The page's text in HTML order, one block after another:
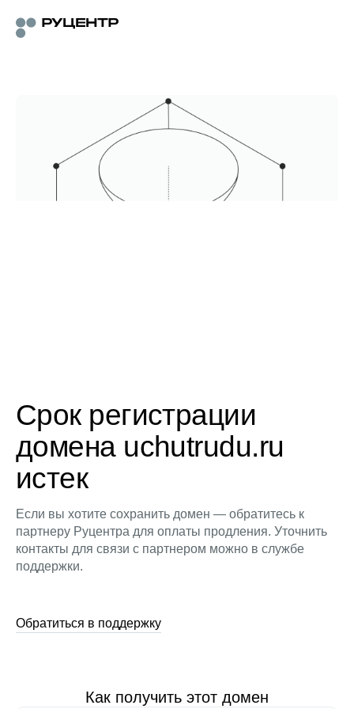
Срок регистрации
домена uchutrudu.ru
истек
Если вы хотите сохранить домен — обратитесь к
партнеру Руцентра для оплаты продления. Уточнить
контакты для связи с партнером можно в службе
поддержки.
Обратиться в поддержку
Как получить этот домен